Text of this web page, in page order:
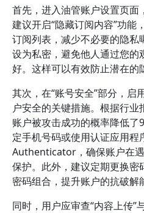
首先，进入油管账户设置页面
建议开启“隐藏订阅内容”功能
订阅列表，减少不必要的隐私
设为私密，避免他人通过您的
好。这样可以有效防止潜在的
其次，在“账号安全”部分，启
户安全的关键措施。根据行
账户被攻击成功的概率降低
定手机号码或使用认证应用
Authenticator，确保账户在
保护。此外，建议定期更换密
密码组合，提升账户的抗破解
同时，用户应审查“内容上传”